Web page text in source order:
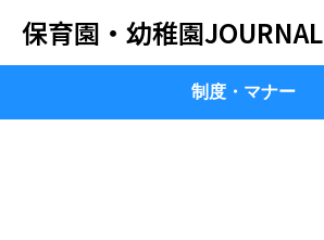
保育園・幼稚園JOURNAL
制度・マナー